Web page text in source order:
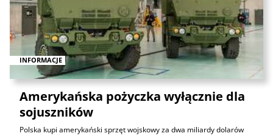
INFORMACJE
Amerykańska pożyczka wyłącznie dla
sojuszników
Polska kupi amerykański sprzęt wojskowy za dwa miliardy dolarów